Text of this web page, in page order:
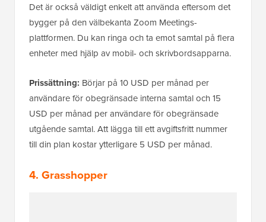
Det är också väldigt enkelt att använda eftersom det
bygger på den välbekanta Zoom Meetings-
plattformen. Du kan ringa och ta emot samtal på flera
enheter med hjälp av mobil- och skrivbordsapparna.
Prissättning: Börjar på 10 USD per månad per
användare för obegränsade interna samtal och 15
USD per månad per användare för obegränsade
utgående samtal. Att lägga till ett avgiftsfritt nummer
till din plan kostar ytterligare 5 USD per månad.
4. Grasshopper